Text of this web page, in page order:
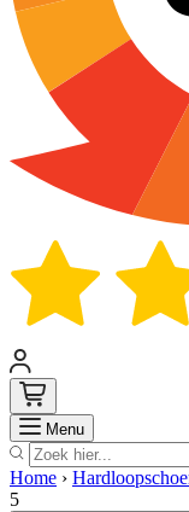
Menu Zoek
Home ›
5